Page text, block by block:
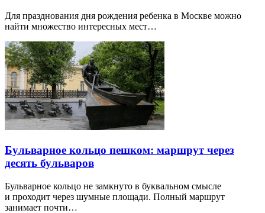
Для празднования дня рождения ребенка в Москве можно
найти множество интересных мест…
Бульварное кольцо пешком: маршрут через
десять бульваров
Бульварное кольцо не замкнуто в буквальном смысле
и проходит через шумные площади. Полный маршрут
занимает почти…